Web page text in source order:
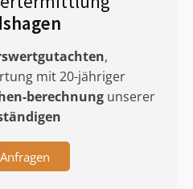
,
mit 20-jähriger
berechnung unserer
Anfragen